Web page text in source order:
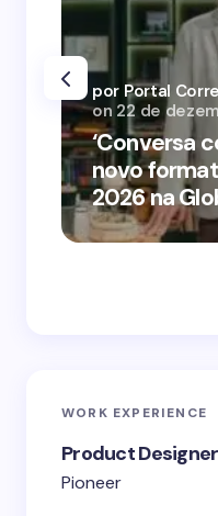
‘Conversa
novo
2026 na
por Portal
on 22 de
WORK EXPERIENCE
Product Designer
Pioneer